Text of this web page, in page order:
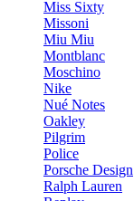
Miss Sixty
Missoni
Miu Miu
Montblanc
Moschino
Nike
Nué Notes
Oakley
Pilgrim
Police
Porsche Design
Ralph Lauren